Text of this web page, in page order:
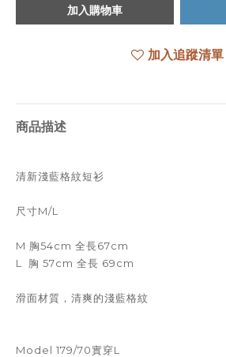
加入購物車
加入追蹤清單
商品描述
清新淺藍格紋短衫
尺寸M/L
M 胸54cm 全長67cm
L 胸 57cm 全長 69cm
滑面材質，清爽的淺藍格紋
Model 179/70實穿L